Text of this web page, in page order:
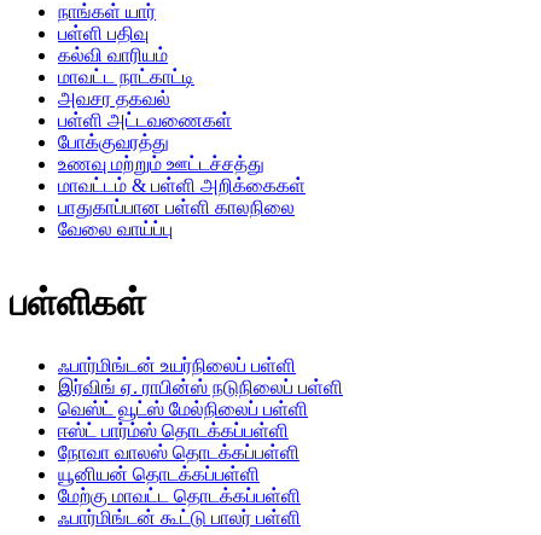
நாங்கள் யார்
பள்ளி பதிவு
கல்வி வாரியம்
மாவட்ட நாட்காட்டி
அவசர தகவல்
பள்ளி அட்டவணைகள்
போக்குவரத்து
உணவு மற்றும் ஊட்டச்சத்து
மாவட்டம் & பள்ளி அறிக்கைகள்
பாதுகாப்பான பள்ளி காலநிலை
வேலை வாய்ப்பு
பள்ளிகள்
ஃபார்மிங்டன் உயர்நிலைப் பள்ளி
இர்விங் ஏ. ராபின்ஸ் நடுநிலைப் பள்ளி
வெஸ்ட் வூட்ஸ் மேல்நிலைப் பள்ளி
ஈஸ்ட் பார்ம்ஸ் தொடக்கப்பள்ளி
நோவா வாலஸ் தொடக்கப்பள்ளி
யூனியன் தொடக்கப்பள்ளி
மேற்கு மாவட்ட தொடக்கப்பள்ளி
ஃபார்மிங்டன் கூட்டு பாலர் பள்ளி